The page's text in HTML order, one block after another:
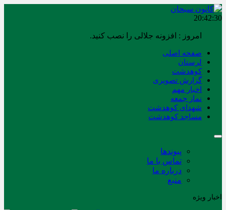
20:42:30
امروز : افزونه جلالی را نصب کنید.
صفحه اصلی
لرستان
کوهدشت
گزارش تصویری
اخبار مهم
نماز جمعه
شهدای کوهدشت
مساجد کوهدشت
پیوندها
تماس با ما
درباره ما
منبع
اخبار ویژه